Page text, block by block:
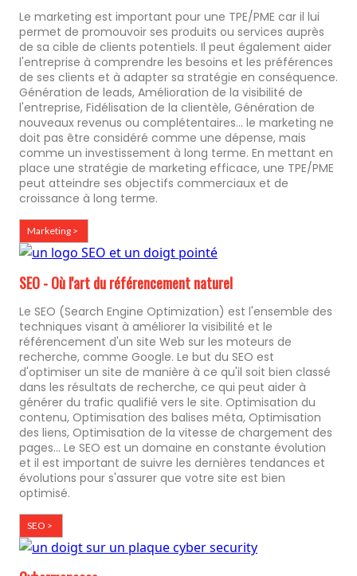
Le marketing est important pour une TPE/PME car il lui
permet de promouvoir ses produits ou services auprès
de sa cible de clients potentiels. Il peut également aider
l'entreprise à comprendre les besoins et les préférences
de ses clients et à adapter sa stratégie en conséquence.
Génération de leads, Amélioration de la visibilité de
l'entreprise, Fidélisation de la clientèle, Génération de
nouveaux revenus ou complétentaires... le marketing ne
doit pas être considéré comme une dépense, mais
comme un investissement à long terme. En mettant en
place une stratégie de marketing efficace, une TPE/PME
peut atteindre ses objectifs commerciaux et de
croissance à long terme.
Marketing >
SEO - Où l'art du référencement naturel
Le SEO (Search Engine Optimization) est l'ensemble des
techniques visant à améliorer la visibilité et le
référencement d'un site Web sur les moteurs de
recherche, comme Google. Le but du SEO est
d'optimiser un site de manière à ce qu'il soit bien classé
dans les résultats de recherche, ce qui peut aider à
générer du trafic qualifié vers le site. Optimisation du
contenu, Optimisation des balises méta, Optimisation
des liens, Optimisation de la vitesse de chargement des
pages... Le SEO est un domaine en constante évolution
et il est important de suivre les dernières tendances et
évolutions pour s'assurer que votre site est bien
optimisé.
SEO >